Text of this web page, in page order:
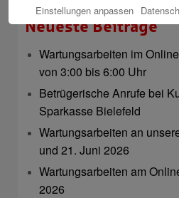
Neueste Beiträge
Wartungsarbeiten im
von 3:00 bis 6:00 Uhr
Betrügerische Anrufe bei
Sparkasse Bielefeld
Wartungsarbeiten an
und 21. Juni 2026
Wartungsarbeiten am
2026
Einstellungen anpassen